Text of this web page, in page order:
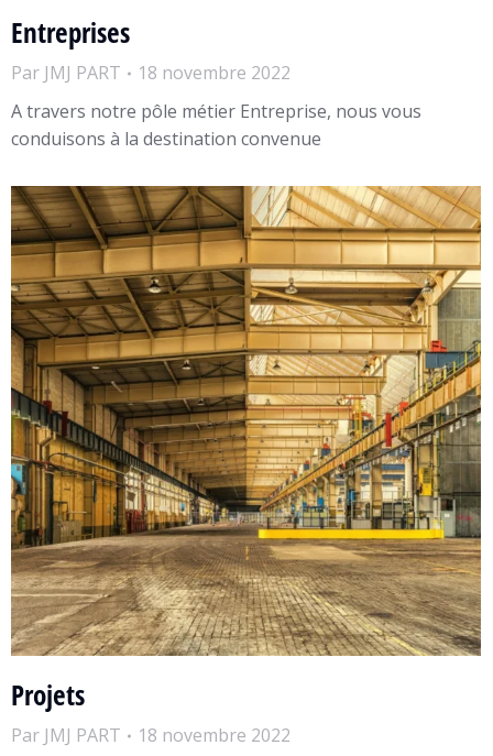
Entreprises
Par JMJ PART
18 novembre 2022
A travers notre pôle métier Entreprise, nous vous
conduisons à la destination convenue
Projets
Par JMJ PART
18 novembre 2022